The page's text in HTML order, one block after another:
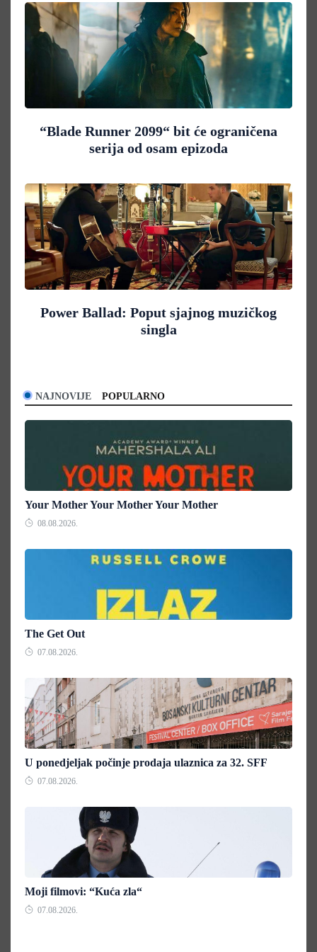
“Blade Runner 2099“ bit će ograničena
serija od osam epizoda
Power Ballad: Poput sjajnog muzičkog
singla
NAJNOVIJE POPULARNO
Your Mother Your Mother Your Mother
08.08.2026.
The Get Out
07.08.2026.
U ponedjeljak počinje prodaja ulaznica za 32. SFF
07.08.2026.
Moji filmovi: “Kuća zla“
07.08.2026.